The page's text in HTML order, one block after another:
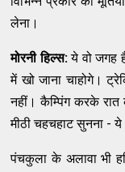
लेना।
मोरनी हिल्स:ये वो जगह
में खो जाना चाहोगे।
नहीं। कैम्पिंग करके
मीठी चहचहाट सुनना -
पंचकुला के अलावा भी